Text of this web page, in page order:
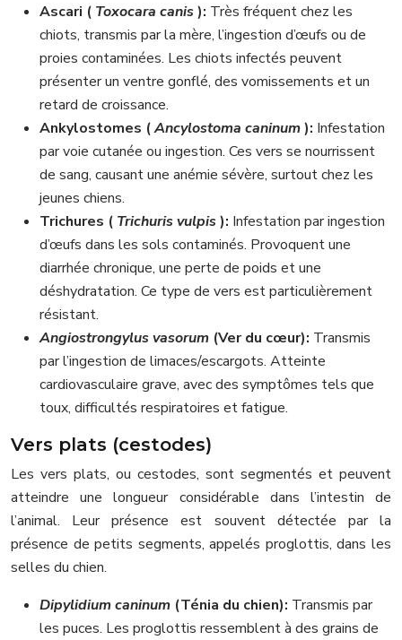
Ascari ( Toxocara canis): Très fréquent chez les
chiots, transmis par la mère, l’ingestion d’œufs ou de
proies contaminées. Les chiots infectés peuvent
présenter un ventre gonflé, des vomissements et un
retard de croissance.
Ankylostomes (Ancylostoma caninum): Infestation
par voie cutanée ou ingestion. Ces vers se nourrissent
de sang, causant une anémie sévère, surtout chez les
jeunes chiens.
Trichures ( Trichuris vulpis): Infestation par ingestion
d’œufs dans les sols contaminés. Provoquent une
diarrhée chronique, une perte de poids et une
déshydratation. Ce type de vers est particulièrement
résistant.
Angiostrongylus vasorum (Ver du cœur): Transmis
par l’ingestion de limaces/escargots. Atteinte
cardiovasculaire grave, avec des symptômes tels que
toux, difficultés respiratoires et fatigue.
Vers plats (cestodes)
Les vers plats, ou cestodes, sont segmentés et peuvent
atteindre une longueur considérable dans l’intestin de
l’animal. Leur présence est souvent détectée par la
présence de petits segments, appelés proglottis, dans les
selles du chien.
Dipylidium caninum (Ténia du chien): Transmis par
les puces. Les proglottis ressemblent à des grains de